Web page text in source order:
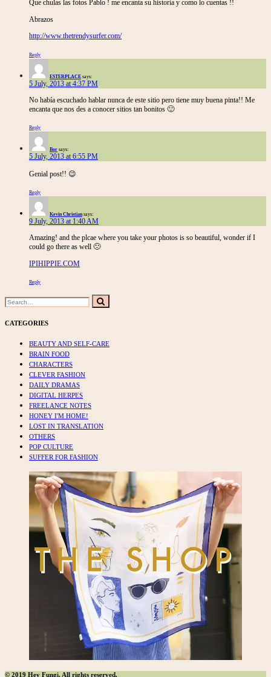
Que chulas las fotos Pablo ! me encanta su historia y como lo cuentas !!
Abrazos
http://www.thetrendysurfer.com/
Reply
ESTERPLACE says:
5 July, 2013 at 4:37 PM
No había escuchado hablar nunca de este sitio pero tiene muy buena pinta!! Me
encanta que nos des a conocer sitios tan bonitos 🙂
Reply
Bor says:
5 July, 2013 at 6:55 PM
Genial post!! 😉
Reply
Kevin Christian says:
9 July, 2013 at 1:40 AM
Amazing! and the plcae where you take your photos is so beautiful, wonder if I
could go there as well 🙁
IPIHIPPIE.COM
Reply
Search
for:
Search
CATEGORIES
BEAUTY AND SELF-CARE
BRAIN FOOD
CHARACTERS
CLEVER FASHION
DAILY DRAMAS
DIGITAL HERPES
FREELANCE NOTES
HONEY I'M HOME!
LOST IN TRANSLATION
OTHERS
POP CULTURE
SUFFER FOR FASHION
© 2019 Hey Fungi. All rights reserved.